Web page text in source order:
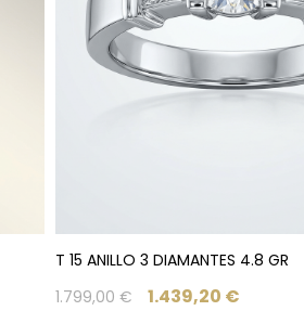
T 15 ANILLO 3 DIAMANTES 4.8 GR
1.799,00 € 1.439,20 €